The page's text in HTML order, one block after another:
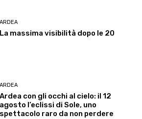
ARDEA
La massima visibilità dopo le 20
ARDEA
Ardea con gli occhi al cielo: il 12
agosto l’eclissi di Sole, uno
spettacolo raro da non perdere